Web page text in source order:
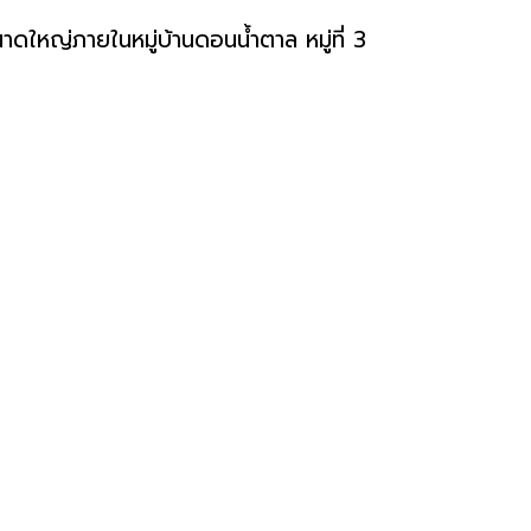
ดใหญ่ภายในหมู่บ้านดอนน้ำตาล หมู่ที่ 3